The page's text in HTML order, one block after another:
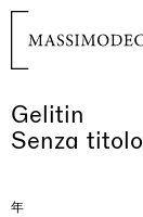
Gelitin
Senza titolo
年